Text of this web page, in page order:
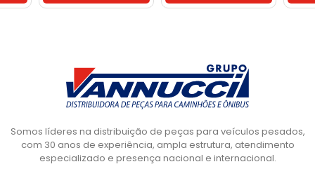
Somos líderes na distribuição de peças para veículos pesados,
com 30 anos de experiência, ampla estrutura, atendimento
especializado e presença nacional e internacional.